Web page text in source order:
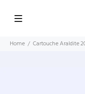
Home Cartouche Araldite